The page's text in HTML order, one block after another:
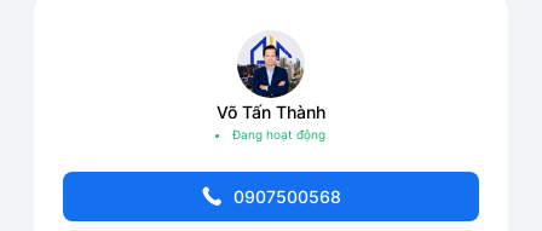
Võ Tấn Thành
Đang hoạt động
0907500568